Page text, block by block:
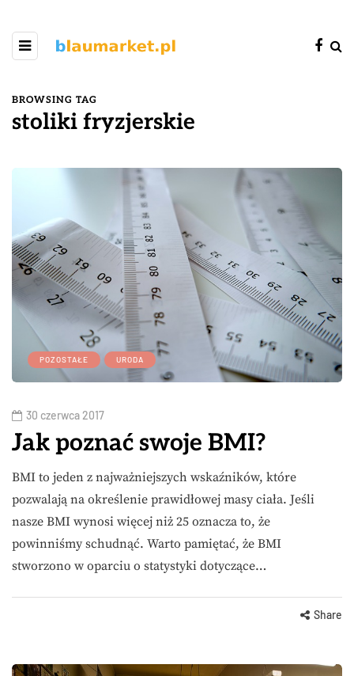
BROWSING TAG
stoliki fryzjerskie
POZOSTAŁE URODA
30 czerwca 2017
Jak poznać swoje BMI?
BMI to jeden z najważniejszych wskaźników, które
pozwalają na określenie prawidłowej masy ciała. Jeśli
nasze BMI wynosi więcej niż 25 oznacza to, że
powinniśmy schudnąć. Warto pamiętać, że BMI
stworzono w oparciu o statystyki dotyczące…
Share